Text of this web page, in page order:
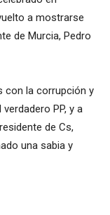
a mostrarse
de Murcia, Pedro
con la corrupción y
PP, y a
de Cs,
una sabia y